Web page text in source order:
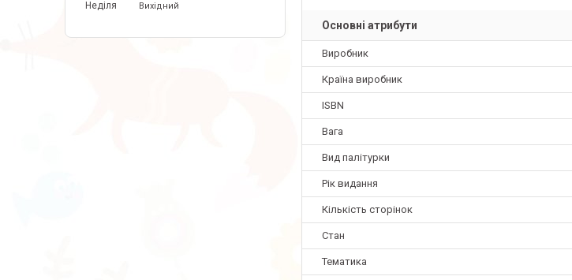
Основні атрибути
Виробник
Країна виробник
ISBN
Вага
Вид палітурки
Рік видання
Кількість сторінок
Стан
Тематика
Неділя Вихідний